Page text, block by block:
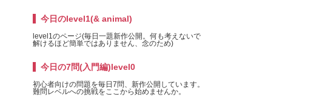
今日のlevel1(& animal)
level1のページ(毎日一題新作公開。何も考えないで
解けるほど簡単ではありません、念のため)
今日の7問(入門編)level0
初心者向けの問題を毎日7問、新作公開しています。
難問レベルへの挑戦をここから始めませんか。